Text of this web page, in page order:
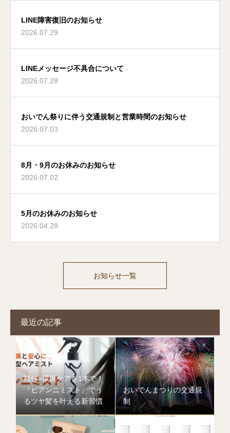
LINE障害復旧のお知らせ
2026.07.29
LINEメッセージ不具合について
2026.07.28
おいでん祭りに伴う交通規制と営業時間のお知らせ
2026.07.03
8月・9月のお休みのお知らせ
2026.07.02
5月のお休みのお知らせ
2026.04.28
お知らせ一覧
最近の記事
補修×環境ケアを1本で！
『ビアンニミスト』でう
るツヤ髪を叶える新習慣
おいでんまつりの交通規
制